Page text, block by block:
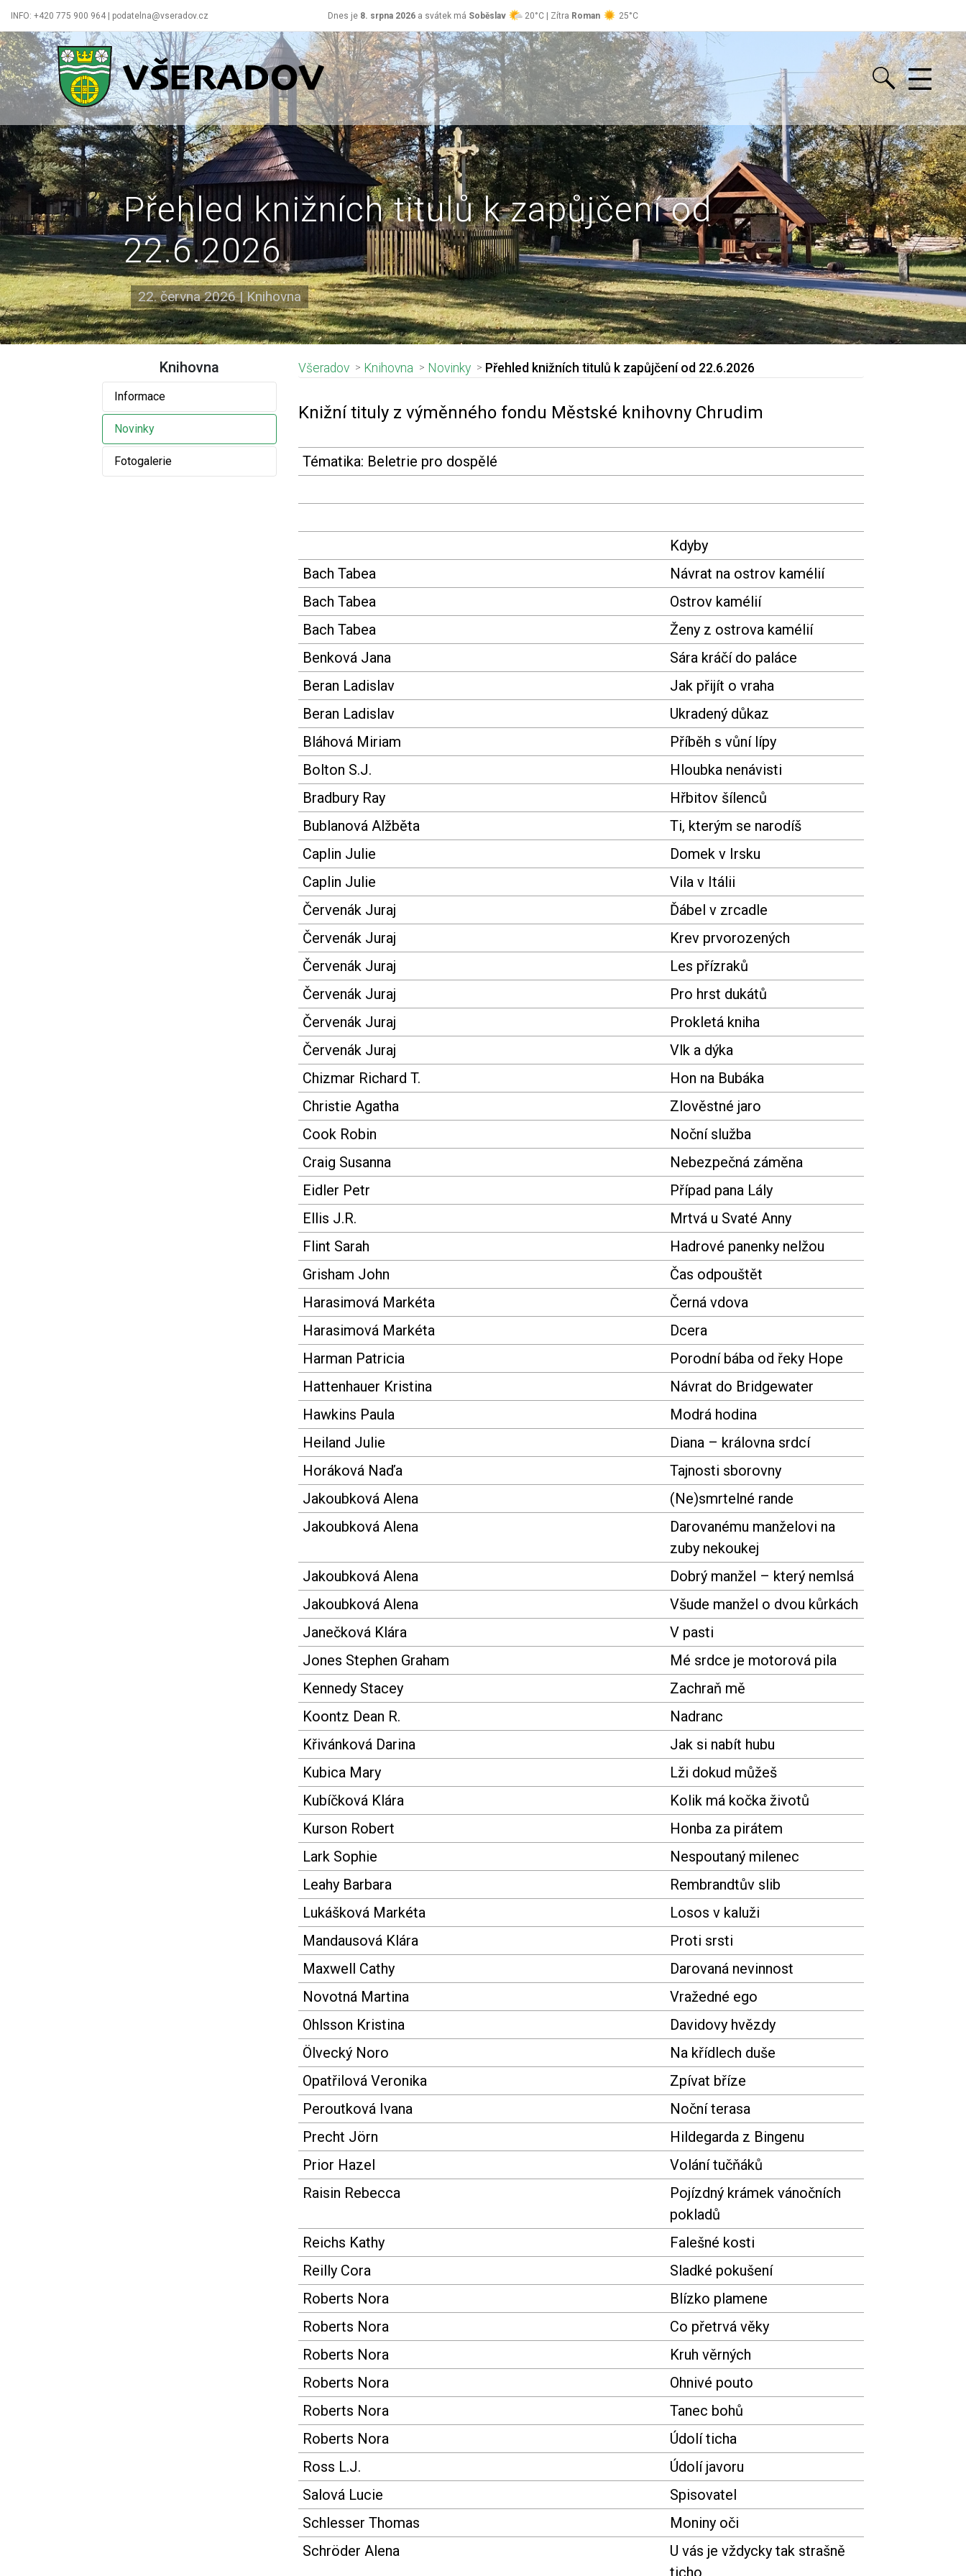
INFO: +420 775 900 964 | podatelna@vseradov.cz Dnes je 8. srpna 2026 a svátek má Soběslav 20°C | Zítra Roman 25°C
Všeradov
Přehled knižních titulů k zapůjčení od
22.6.2026
22. června 2026|Knihovna
Knihovna
Informace
Novinky
Fotogalerie
Všeradov Knihovna Novinky Přehled knižních titulů k zapůjčení od 22.6.2026
Nadpis článku
Knižní tituly z výměnného fondu Městské knihovny Chrudim
Tématika: Beletrie pro dospělé
Kdyby
Bach Tabea
Návrat na ostrov kamélií
Bach Tabea
Ostrov kamélií
Bach Tabea
Ženy z ostrova kamélií
Benková Jana
Sára kráčí do paláce
Beran Ladislav
Jak přijít o vraha
Beran Ladislav
Ukradený důkaz
Bláhová Miriam
Příběh s vůní lípy
Bolton S.J.
Hloubka nenávisti
Bradbury Ray
Hřbitov šílenců
Bublanová Alžběta
Ti, kterým se narodíš
Caplin Julie
Domek v Irsku
Caplin Julie
Vila v Itálii
Červenák Juraj
Ďábel v zrcadle
Červenák Juraj
Krev prvorozených
Červenák Juraj
Les přízraků
Červenák Juraj
Pro hrst dukátů
Červenák Juraj
Prokletá kniha
Červenák Juraj
Vlk a dýka
Chizmar Richard T.
Hon na Bubáka
Christie Agatha
Zlověstné jaro
Cook Robin
Noční služba
Craig Susanna
Nebezpečná záměna
Eidler Petr
Případ pana Lály
Ellis J.R.
Mrtvá u Svaté Anny
Flint Sarah
Hadrové panenky nelžou
Grisham John
Čas odpouštět
Harasimová Markéta
Černá vdova
Harasimová Markéta
Dcera
Harman Patricia
Porodní bába od řeky Hope
Hattenhauer Kristina
Návrat do Bridgewater
Hawkins Paula
Modrá hodina
Heiland Julie
Diana – královna srdcí
Horáková Naďa
Tajnosti sborovny
Jakoubková Alena
(Ne)smrtelné rande
Jakoubková Alena
Darovanému manželovi na
zuby nekoukej
Jakoubková Alena
Dobrý manžel – který nemlsá
Jakoubková Alena
Všude manžel o dvou kůrkách
Janečková Klára
V pasti
Jones Stephen Graham
Mé srdce je motorová pila
Kennedy Stacey
Zachraň mě
Koontz Dean R.
Nadranc
Křivánková Darina
Jak si nabít hubu
Kubica Mary
Lži dokud můžeš
Kubíčková Klára
Kolik má kočka životů
Kurson Robert
Honba za pirátem
Lark Sophie
Nespoutaný milenec
Leahy Barbara
Rembrandtův slib
Lukášková Markéta
Losos v kaluži
Mandausová Klára
Proti srsti
Maxwell Cathy
Darovaná nevinnost
Novotná Martina
Vražedné ego
Ohlsson Kristina
Davidovy hvězdy
Ölvecký Noro
Na křídlech duše
Opatřilová Veronika
Zpívat bříze
Peroutková Ivana
Noční terasa
Precht Jörn
Hildegarda z Bingenu
Prior Hazel
Volání tučňáků
Raisin Rebecca
Pojízdný krámek vánočních
pokladů
Reichs Kathy
Falešné kosti
Reilly Cora
Sladké pokušení
Roberts Nora
Blízko plamene
Roberts Nora
Co přetrvá věky
Roberts Nora
Kruh věrných
Roberts Nora
Ohnivé pouto
Roberts Nora
Tanec bohů
Roberts Nora
Údolí ticha
Ross L.J.
Údolí javoru
Salová Lucie
Spisovatel
Schlesser Thomas
Moniny oči
Schröder Alena
U vás je vždycky tak strašně
ticho